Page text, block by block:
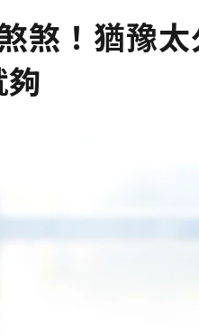
煞！猶豫